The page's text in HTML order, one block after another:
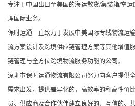
专注于中国出口至美国的海运散货/集装箱/空运
理国际业务。
保时运通一直致力于发展中美国际专线物流运
流方案设计及跨境供应链管理方案等其他增值
链管理与全方位跨境物流服务功能的公司。
深圳市保时运通物流有限公司努力向客户提供
需求出发，提供差异化的，高效率的和高性价
员、供应商及合作伙伴建立良好的、互信的、